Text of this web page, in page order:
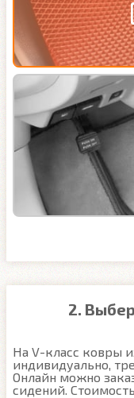
2.
На V-класс ковры
индивидуально,
Онлайн можно
сидений.